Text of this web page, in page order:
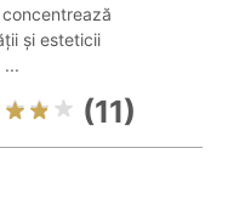
și esteticii
(11)